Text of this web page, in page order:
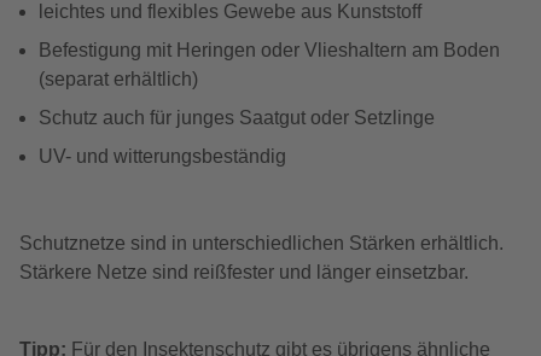
leichtes und flexibles Gewebe aus Kunststoff
Befestigung mit Heringen oder Vlieshaltern am Boden
(separat erhältlich)
Schutz auch für junges Saatgut oder Setzlinge
UV- und witterungsbeständig
Schutznetze sind in unterschiedlichen Stärken erhältlich.
Stärkere Netze sind reißfester und länger einsetzbar.
Tipp: Für den Insektenschutz gibt es übrigens ähnliche